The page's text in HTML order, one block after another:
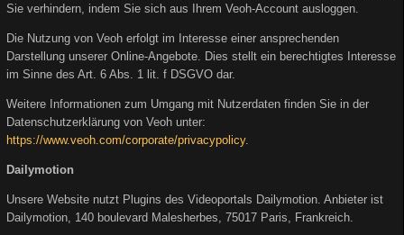
Sie verhindern, indem Sie sich aus Ihrem Veoh-Account ausloggen.
Die Nutzung von Veoh erfolgt im Interesse einer ansprechenden
Darstellung unserer Online-Angebote. Dies stellt ein berechtigtes Interesse
im Sinne des Art. 6 Abs. 1 lit. f DSGVO dar.
Weitere Informationen zum Umgang mit Nutzerdaten finden Sie in der
Datenschutzerklärung von Veoh unter:
https://www.veoh.com/corporate/privacypolicy.
Dailymotion
Unsere Website nutzt Plugins des Videoportals Dailymotion. Anbieter ist
Dailymotion, 140 boulevard Malesherbes, 75017 Paris, Frankreich.